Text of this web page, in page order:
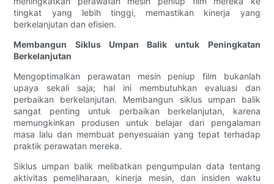
tingkat yang lebih tinggi, memastikan kinerja yang
berkelanjutan dan efisien.
Membangun Siklus Umpan Balik untuk Peningkatan
Berkelanjutan
Mengoptimalkan perawatan mesin peniup film bukanlah
upaya sekali saja; hal ini membutuhkan evaluasi dan
perbaikan berkelanjutan. Membangun siklus umpan balik
sangat penting untuk perbaikan berkelanjutan, karena
memungkinkan produsen untuk belajar dari pengalaman
masa lalu dan membuat penyesuaian yang tepat terhadap
praktik perawatan mereka.
Siklus umpan balik melibatkan pengumpulan data tentang
aktivitas pemeliharaan, kinerja mesin, dan insiden waktu